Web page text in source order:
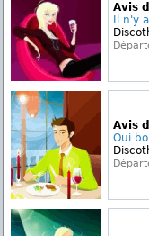
Avis
Il n'y
Avis
Oui